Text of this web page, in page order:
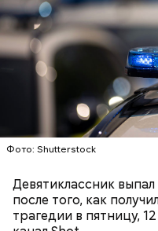
Фото: Shutterstock
Девятиклассник
после того, как
трагедии в пятницу,
Блогеру грозило до